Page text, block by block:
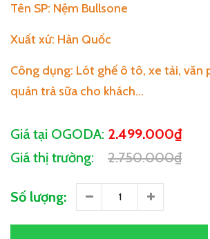
Tên SP: Nệm Bullsone
Xuất xứ: Hàn Quốc
Công dụng: Lót ghế ô tô, xe tải, văn
quán trà sữa cho khách...
Giá tại OGODA: 2.499.000₫
Giá thị trường:
2.750.000₫
Số lượng: